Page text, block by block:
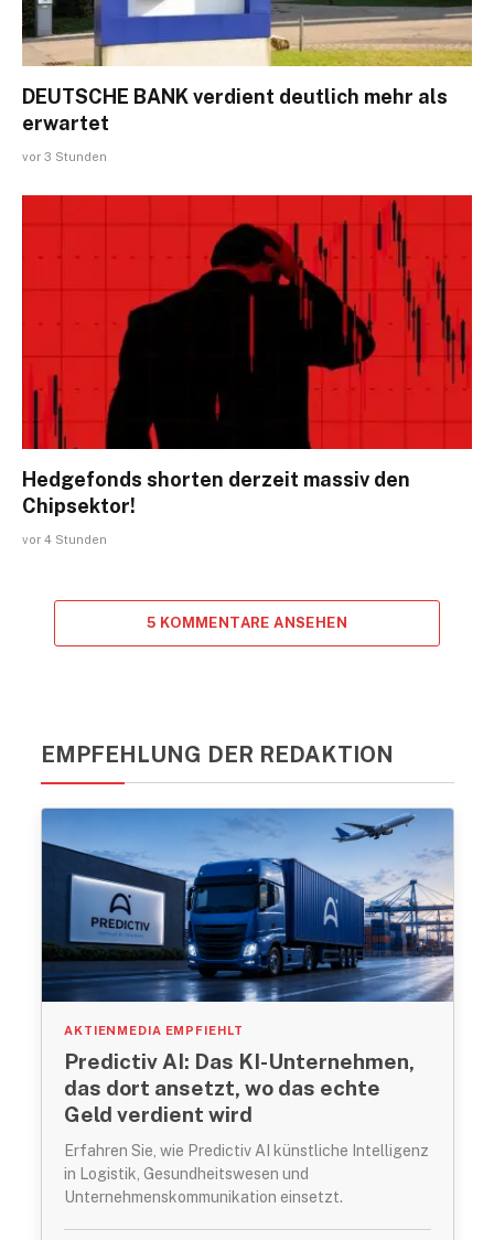
DEUTSCHE BANK verdient deutlich mehr als
erwartet
vor 3 Stunden
Hedgefonds shorten derzeit massiv den
Chipsektor!
vor 4 Stunden
5 KOMMENTARE ANSEHEN
EMPFEHLUNG DER REDAKTION
AKTIENMEDIA EMPFIEHLT
Predictiv AI: Das KI-Unternehmen,
das dort ansetzt, wo das echte
Geld verdient wird
Erfahren Sie, wie Predictiv AI künstliche Intelligenz
in Logistik, Gesundheitswesen und
Unternehmenskommunikation einsetzt.